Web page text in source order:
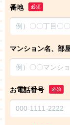
番地 必須
マンション名、部
お電話番号 必須